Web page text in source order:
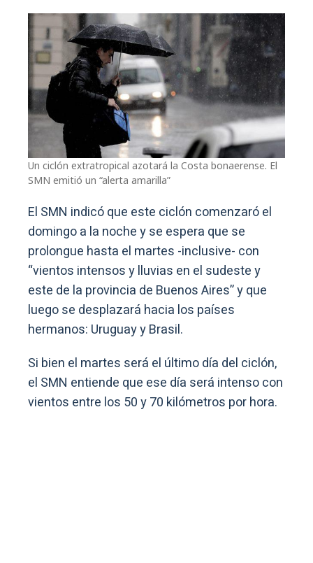
Un ciclón extratropical azotará la Costa bonaerense. El
SMN emitió un “alerta amarilla”
El SMN indicó que este ciclón comenzaró el
domingo a la noche y se espera que se
prolongue hasta el martes -inclusive- con
“vientos intensos y lluvias en el sudeste y
este de la provincia de Buenos Aires” y que
luego se desplazará hacia los países
hermanos: Uruguay y Brasil.
Si bien el martes será el último día del ciclón,
el SMN entiende que ese día será intenso con
vientos entre los 50 y 70 kilómetros por hora.